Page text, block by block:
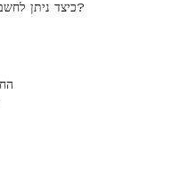
כיצד ניתן לחשב מס הכנסה במונופול?